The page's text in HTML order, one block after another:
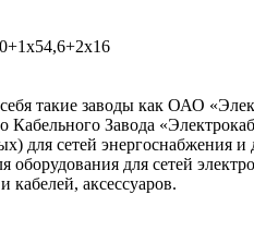
такие заводы как ОАО
Завода
для сетей энергоснабжения
для сетей
кабелей, аксессуаров.